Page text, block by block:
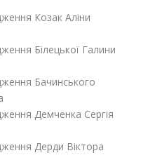
Козак Аліни
Білецької Галини
Бачинського
Демченка Сергія
Дерди Віктора